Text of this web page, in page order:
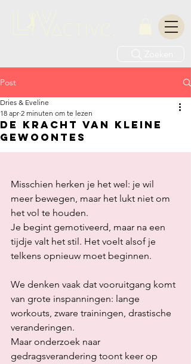
Post
De kracht van kleine
gewoontes
Dries & Eveline
18 apr 2 minuten om te lezen
Misschien herken je het wel: je wil
meer bewegen, maar het lukt niet om
het vol te houden.
Je begint gemotiveerd, maar na een
tijdje valt het stil. Het voelt alsof je
telkens opnieuw moet beginnen.
We denken vaak dat vooruitgang komt
van grote inspanningen: lange
workouts, zware trainingen, drastische
veranderingen.
Maar onderzoek naar
gedragsverandering toont keer op